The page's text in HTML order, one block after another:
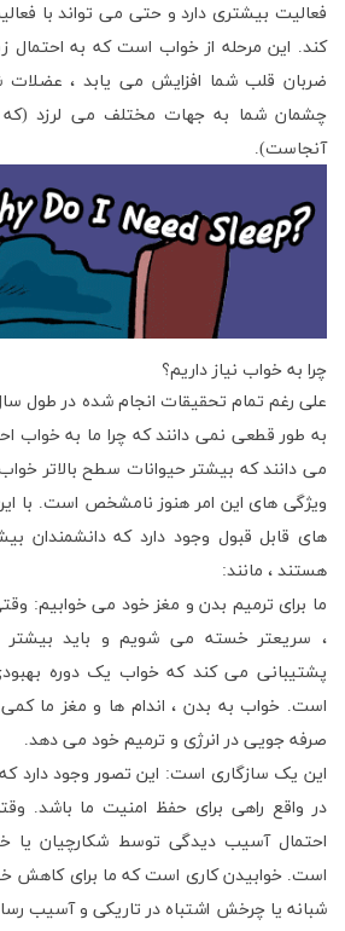
فعالیت بیشتری دارد و حتی می تواند با
کند. این مرحله از خواب است که به احتمال
ضربان قلب شما افزایش می یابد ،
چشمان شما به جهات مختلف می لرزد (که
آنجاست).
چرا به خواب نیاز داریم؟
علی رغم تمام تحقیقات انجام شده در طول
به طور قطعی نمی دانند که چرا ما به خواب
می دانند که بیشتر حیوانات سطح بالاتر خواب
ویژگی های این امر هنوز نامشخص است. با
های قابل قبول وجود دارد که دانشمندان
هستند ، مانند:
ما برای ترمیم بدن و مغز خود می خوابیم:
، سریعتر خسته می شویم و باید بیشتر
پشتیبانی می کند که خواب یک دوره
است. خواب به بدن ، اندام ها و مغز ما کمی
صرفه جویی در انرژی و ترمیم خود می دهد.
این یک سازگاری است: این تصور وجود دارد
در واقع راهی برای حفظ امنیت ما باشد.
احتمال آسیب دیدگی توسط شکارچیان یا
است. خوابیدن کاری است که ما برای کاهش
شبانه یا چرخش اشتباه در تاریکی و آسیب